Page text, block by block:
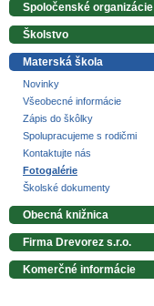
Spoločenské organizácie
Školstvo
Materská škola
Novinky
Všeobecné informácie
Zápis do škôlky
Spolupracujeme s rodičmi
Kontaktujte nás
Fotogalérie
Školské dokumenty
Obecná knižnica
Firma Drevorez s.r.o.
Komerčné informácie